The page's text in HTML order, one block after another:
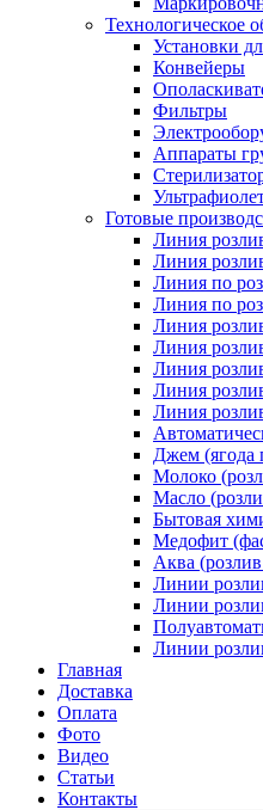
Технологическое
Установки
Конвейеры
Фильтры
Аппараты
Готовые
Линия
Линия
Линия по
Линия по
Линия
Линия
Линия
Линия
Линия
Джем (ягода
Молоко
Масло
Бытовая
Медофит
Аква
Линии
Линии
Линии
Главная
Доставка
Оплата
Фото
Видео
Статьи
Контакты